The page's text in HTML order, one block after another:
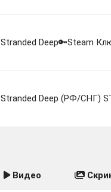
Stranded Deep🔑Steam
Stranded Deep (РФ/СНГ)
Видео